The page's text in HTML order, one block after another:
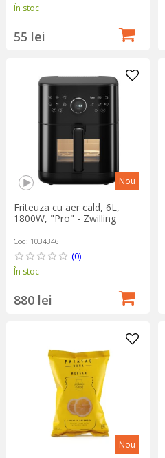
În stoc
55 lei
Nou
Friteuza cu aer cald, 6L,
1800W, "Pro" - Zwilling
Cod: 1034346
(0)
În stoc
880 lei
Nou